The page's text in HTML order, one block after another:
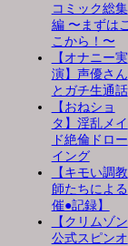
コミック総集
編 〜まずはこ
こから！〜
【オナニー実
演】声優さん
とガチ生通話
【おねショ
タ】淫乱メイ
ド絶倫ドロー
イング
【キモい調教
師たちによる
催●記録】
【クリムゾン
公式スピンオ